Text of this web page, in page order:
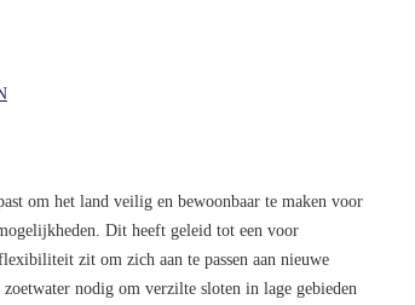
om het land veilig en bewoonbaar te maken voor
Dit heeft geleid tot een voor
zit om zich aan te passen aan nieuwe
nodig om verzilte sloten in lage gebieden